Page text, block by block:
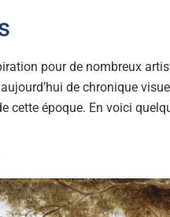
pour de nombreux
de chronique
cette époque. En voici